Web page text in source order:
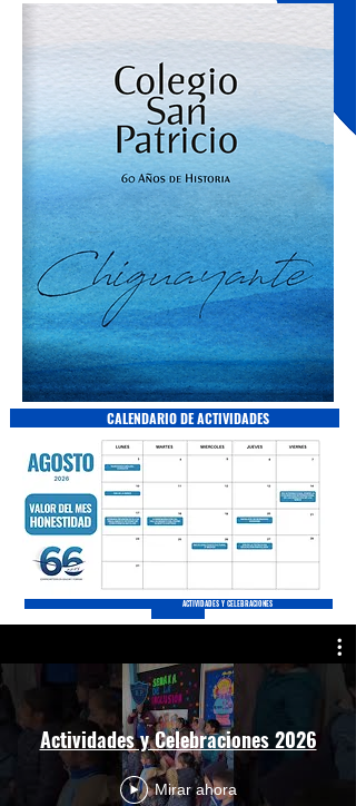
CALENDARIO DE ACTIVIDADES
ACTIVIDADES Y CELEBRACIONES
Actividades y Celebraciones 2026
Mirar ahora